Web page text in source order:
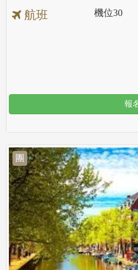
航班 機位30
報
團